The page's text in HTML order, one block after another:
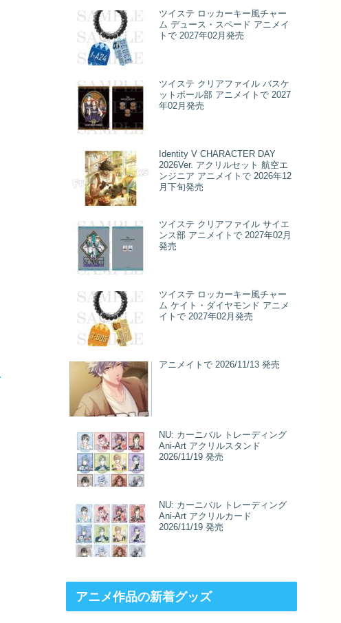
ツイステ ロッカーキー風チャー
ム デュース・スペード アニメイ
トで 2027年02月発売
ツイステ クリアファイル バスケ
ットボール部 アニメイトで 2027
年02月発売
Identity V CHARACTER DAY
2026Ver. アクリルセット 航空エ
ンジニア アニメイトで 2026年12
月下旬発売
ツイステ クリアファイル サイエ
ンス部 アニメイトで 2027年02月
発売
ツイステ ロッカーキー風チャー
ム ケイト・ダイヤモンド アニメ
イトで 2027年02月発売
アニメイトで 2026/11/13 発売
NU: カーニバル トレーディング
Ani-Art アクリルスタンド
2026/11/19 発売
NU: カーニバル トレーディング
Ani-Art アクリルカード
2026/11/19 発売
アニメ作品の新着グッズ